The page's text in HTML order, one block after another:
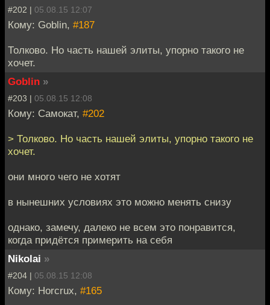
#202 | 05.08.15 12:07
Кому: Goblin, #187
Толково. Но часть нашей элиты, упорно такого не
хочет.
Goblin »
#203 | 05.08.15 12:08
Кому: Самокат, #202
> Толково. Но часть нашей элиты, упорно такого не
хочет.
они много чего не хотят
в нынешних условиях это можно менять снизу
однако, замечу, далеко не всем это понравится,
когда придётся примерить на себя
Nikolai »
#204 | 05.08.15 12:08
Кому: Horcrux, #165